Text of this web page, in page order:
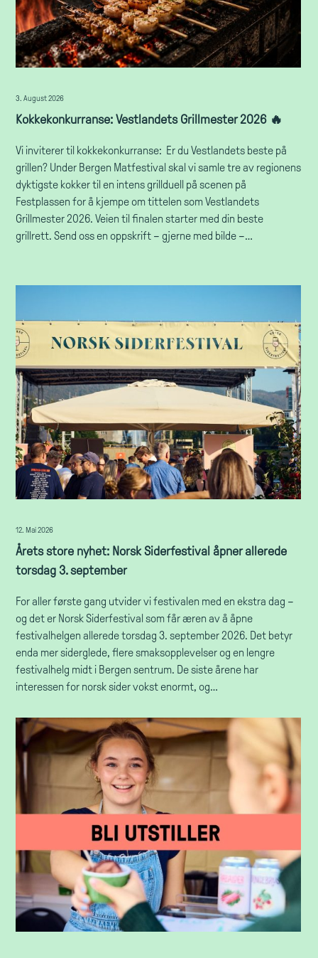
3. August 2026
Kokkekonkurranse: Vestlandets Grillmester 2026 🔥
Vi inviterer til kokkekonkurranse: Er du Vestlandets beste på
grillen? Under Bergen Matfestival skal vi samle tre av regionens
dyktigste kokker til en intens grillduell på scenen på
Festplassen for å kjempe om tittelen som Vestlandets
Grillmester 2026. Veien til finalen starter med din beste
grillrett. Send oss en oppskrift – gjerne med bilde –…
12. Mai 2026
Årets store nyhet: Norsk Siderfestival åpner allerede
torsdag 3. september
For aller første gang utvider vi festivalen med en ekstra dag –
og det er Norsk Siderfestival som får æren av å åpne
festivalhelgen allerede torsdag 3. september 2026. Det betyr
enda mer siderglede, flere smaksopplevelser og en lengre
festivalhelg midt i Bergen sentrum. De siste årene har
interessen for norsk sider vokst enormt, og…